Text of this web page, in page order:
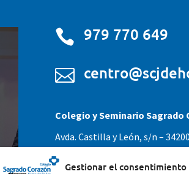
Gestionar el consentimiento
 979 770 649

Colegio y Seminario Sagrado
Avda. Castilla y León, s/n –
Baños (Palencia) – Teléfono